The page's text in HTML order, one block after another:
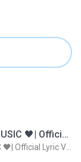
ไม่มีใครรู้ตัวเรา– UNHEARD MUSIC 🖤| Official Lyric Video | เพลงสู้ชีวิต